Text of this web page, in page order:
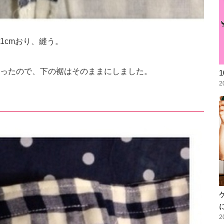
おり、縫う。
たので、下の裾はそのままにしました。